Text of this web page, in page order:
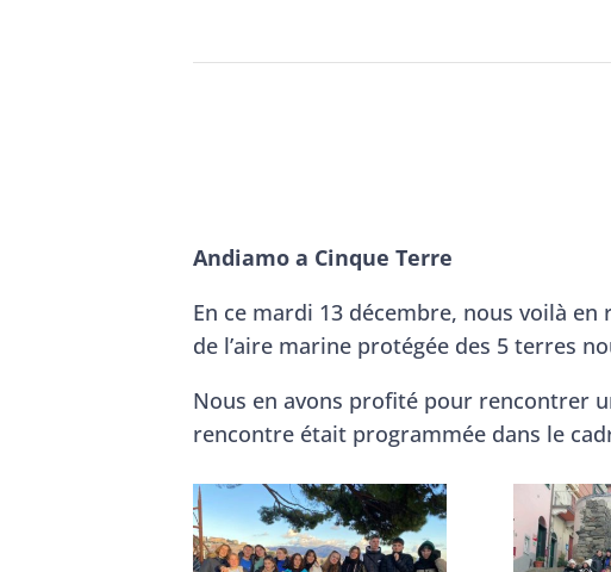
Andiamo a Cinque Terre
En ce mardi 13 décembre, nous voilà
de l’aire marine protégée des 5 terres
Nous en avons profité pour rencontrer
rencontre était programmée dans le